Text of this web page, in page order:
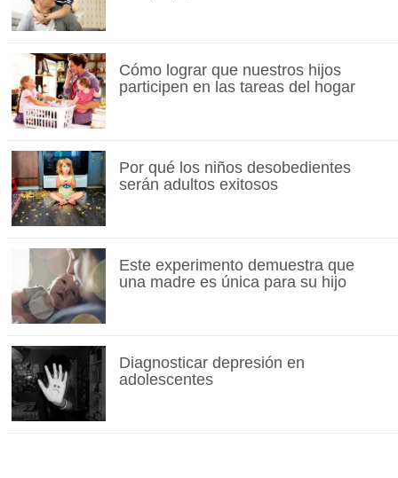
Cómo lograr que nuestros hijos
participen en las tareas del hogar
Por qué los niños desobedientes
serán adultos exitosos
Este experimento demuestra que
una madre es única para su hijo
Diagnosticar depresión en
adolescentes